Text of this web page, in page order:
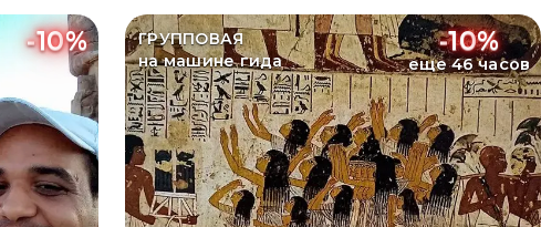
-10%
ГРУППОВАЯ
на машине гида
-10%
еще 46 часов